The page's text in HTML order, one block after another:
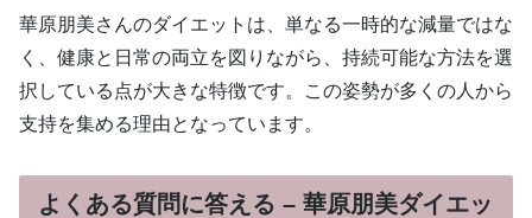
華原朋美さんのダイエットは、単なる一時的な減量ではな
く、健康と日常の両立を図りながら、持続可能な方法を選
択している点が大きな特徴です。この姿勢が多くの人から
支持を集める理由となっています。
よくある質問に答える – 華原朋美ダイエッ